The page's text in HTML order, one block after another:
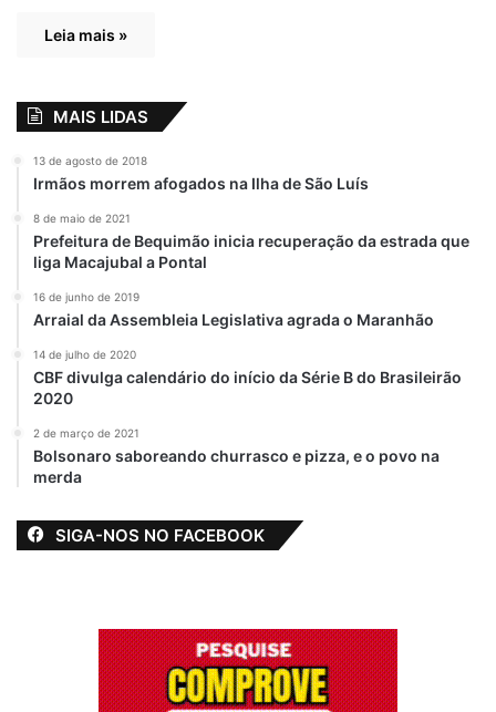
Leia mais »
MAIS LIDAS
13 de agosto de 2018
Irmãos morrem afogados na Ilha de São Luís
8 de maio de 2021
Prefeitura de Bequimão inicia recuperação da estrada que
liga Macajubal a Pontal
16 de junho de 2019
Arraial da Assembleia Legislativa agrada o Maranhão
14 de julho de 2020
CBF divulga calendário do início da Série B do Brasileirão
2020
2 de março de 2021
Bolsonaro saboreando churrasco e pizza, e o povo na
merda
SIGA-NOS NO FACEBOOK